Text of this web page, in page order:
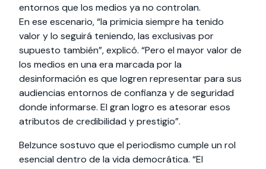
entornos que los medios ya no controlan.
En ese escenario, “la primicia siempre ha tenido
valor y lo seguirá teniendo, las exclusivas por
supuesto también”, explicó. “Pero el mayor valor de
los medios en una era marcada por la
desinformación es que logren representar para sus
audiencias entornos de confianza y de seguridad
donde informarse. El gran logro es atesorar esos
atributos de credibilidad y prestigio”.
Belzunce sostuvo que el periodismo cumple un rol
esencial dentro de la vida democrática. “El